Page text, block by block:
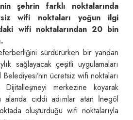
şehrin farklı noktalarında
wifi noktaları yoğun ilgi
wifi noktalarından 20 bin
sürdürürken bir yandan
sağlayacak çeşitli uygulamaları
ücretsiz wifi noktaları
merkezine koyarak
ciddi adımlar atan İnegöl
oluşturduğu wifi noktalarıyla